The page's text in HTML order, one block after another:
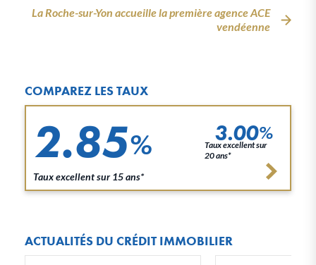
La Roche-sur-Yon accueille la première agence ACE
vendéenne
COMPAREZ LES TAUX
2.85%
Taux excellent sur 15 ans*
3.00%
Taux excellent sur
20 ans*
ACTUALITÉS DU CRÉDIT IMMOBILIER